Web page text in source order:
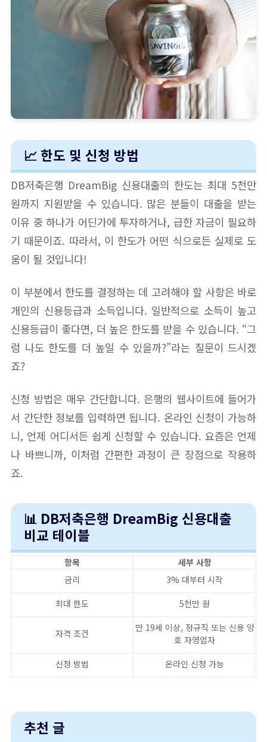
📈 한도 및 신청 방법
DB저축은행 DreamBig 신용대출의 한도는 최대 5천만
원까지 지원받을 수 있습니다. 많은 분들이 대출을 받는
이유 중 하나가 어딘가에 투자하거나, 급한 자금이 필요하
기 때문이죠. 따라서, 이 한도가 어떤 식으로든 실제로 도
움이 될 것입니다!
이 부분에서 한도를 결정하는 데 고려해야 할 사항은 바로
개인의 신용등급과 소득입니다. 일반적으로 소득이 높고
신용등급이 좋다면, 더 높은 한도를 받을 수 있습니다. “그
럼 나도 한도를 더 높일 수 있을까?”라는 질문이 드시겠
죠?
신청 방법은 매우 간단합니다. 은행의 웹사이트에 들어가
서 간단한 정보를 입력하면 됩니다. 온라인 신청이 가능하
니, 언제 어디서든 쉽게 신청할 수 있습니다. 요즘은 언제
나 바쁘니까, 이처럼 간편한 과정이 큰 장점으로 작용하
죠.
📊 DB저축은행 DreamBig 신용대출
비교 테이블
항목
세부 사항
금리
3% 대부터 시작
최대 한도
5천만 원
자격 조건
만 19세 이상, 정규직 또는 신용 양
호 자영업자
신청 방법
온라인 신청 가능
추천 글